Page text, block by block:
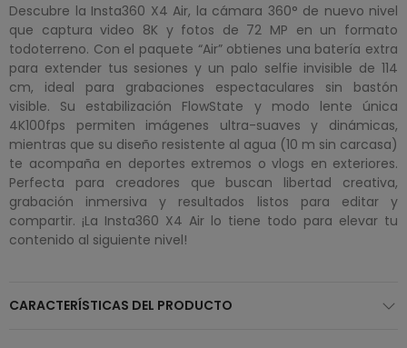
Descubre la Insta360 X4 Air, la cámara 360° de nuevo nivel
que captura video 8K y fotos de 72 MP en un formato
todoterreno. Con el paquete “Air” obtienes una batería extra
para extender tus sesiones y un palo selfie invisible de 114
cm, ideal para grabaciones espectaculares sin bastón
visible. Su estabilización FlowState y modo lente única
4K100fps permiten imágenes ultra-suaves y dinámicas,
mientras que su diseño resistente al agua (10 m sin carcasa)
te acompaña en deportes extremos o vlogs en exteriores.
Perfecta para creadores que buscan libertad creativa,
grabación inmersiva y resultados listos para editar y
compartir. ¡La Insta360 X4 Air lo tiene todo para elevar tu
contenido al siguiente nivel!
CARACTERÍSTICAS DEL PRODUCTO